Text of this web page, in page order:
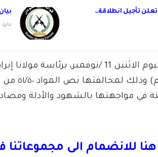
تعلن تأجيل انطلاقة…
مايو 29, 2026
برئاسة مولانا إبراهيم عبد المعروف،
في مواجهتها بالشهود والأدلة
للانضمام الى مجموعاتنا